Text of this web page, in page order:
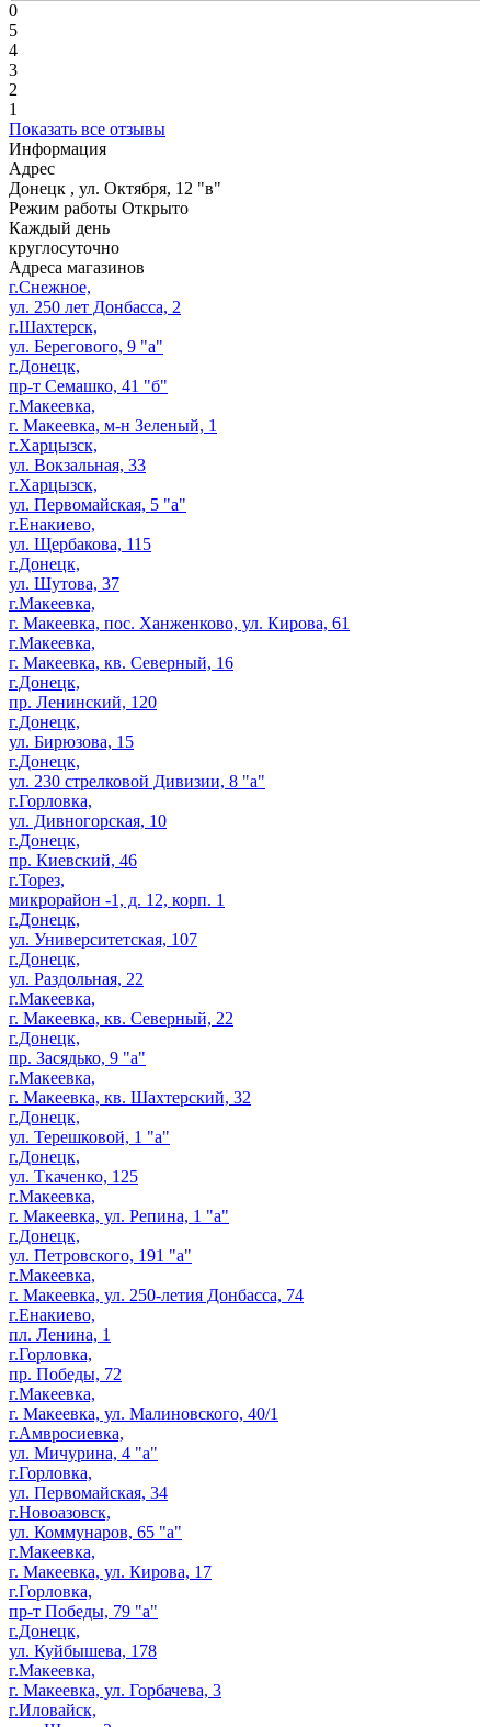
0
5
4
3
2
1
Показать все отзывы
Информация
Адрес
Донецк , ул. Октября, 12 "в"
Режим работы Открыто
Каждый день
круглосуточно
Адреса магазинов
г.Снежное,
ул. 250 лет Донбасса, 2
г.Шахтерск,
ул. Берегового, 9 "а"
г.Донецк,
пр-т Семашко, 41 "б"
г.Макеевка,
г. Макеевка, м-н Зеленый, 1
г.Харцызск,
ул. Вокзальная, 33
г.Харцызск,
ул. Первомайская, 5 "а"
г.Енакиево,
ул. Щербакова, 115
г.Донецк,
ул. Шутова, 37
г.Макеевка,
г. Макеевка, пос. Ханженково, ул. Кирова, 61
г.Макеевка,
г. Макеевка, кв. Северный, 16
г.Донецк,
пр. Ленинский, 120
г.Донецк,
ул. Бирюзова, 15
г.Донецк,
ул. 230 стрелковой Дивизии, 8 "а"
г.Горловка,
ул. Дивногорская, 10
г.Донецк,
пр. Киевский, 46
г.Торез,
микрорайон -1, д. 12, корп. 1
г.Донецк,
ул. Университетская, 107
г.Донецк,
ул. Раздольная, 22
г.Макеевка,
г. Макеевка, кв. Северный, 22
г.Донецк,
пр. Засядько, 9 "а"
г.Макеевка,
г. Макеевка, кв. Шахтерский, 32
г.Донецк,
ул. Терешковой, 1 "а"
г.Донецк,
ул. Ткаченко, 125
г.Макеевка,
г. Макеевка, ул. Репина, 1 "а"
г.Донецк,
ул. Петровского, 191 "а"
г.Макеевка,
г. Макеевка, ул. 250-летия Донбасса, 74
г.Енакиево,
пл. Ленина, 1
г.Горловка,
пр. Победы, 72
г.Макеевка,
г. Макеевка, ул. Малиновского, 40/1
г.Амвросиевка,
ул. Мичурина, 4 "а"
г.Горловка,
ул. Первомайская, 34
г.Новоазовск,
ул. Коммунаров, 65 "а"
г.Макеевка,
г. Макеевка, ул. Кирова, 17
г.Горловка,
пр-т Победы, 79 "а"
г.Донецк,
ул. Куйбышева, 178
г.Макеевка,
г. Макеевка, ул. Горбачева, 3
г.Иловайск,